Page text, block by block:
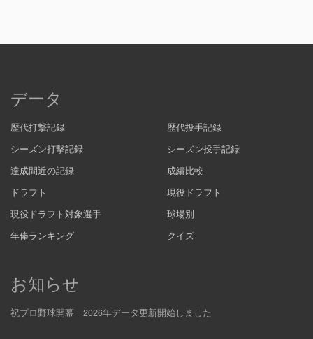
データ
歴代打撃記録
歴代投手記録
シーズン打撃記録
シーズン投手記録
達成間近の記録
成績比較
ドラフト
現役ドラフト
現役ドラフト対象選手
球場別
年俸ランキング
クイズ
お知らせ
祝プロ野球開幕 2026年データ更新開始しました